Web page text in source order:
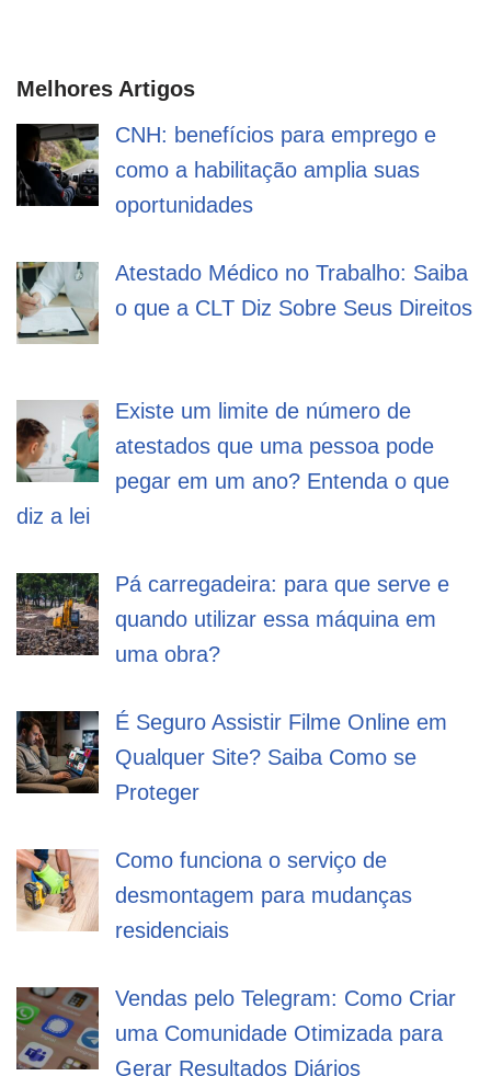
Melhores Artigos
CNH: benefícios para emprego e
como a habilitação amplia suas
oportunidades
Atestado Médico no Trabalho: Saiba
o que a CLT Diz Sobre Seus Direitos
Existe um limite de número de
atestados que uma pessoa pode
pegar em um ano? Entenda o que
diz a lei
Pá carregadeira: para que serve e
quando utilizar essa máquina em
uma obra?
É Seguro Assistir Filme Online em
Qualquer Site? Saiba Como se
Proteger
Como funciona o serviço de
desmontagem para mudanças
residenciais
Vendas pelo Telegram: Como Criar
uma Comunidade Otimizada para
Gerar Resultados Diários